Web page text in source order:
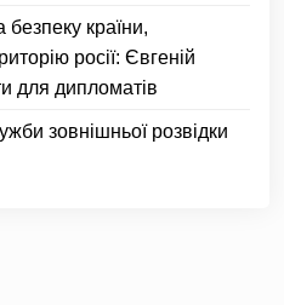
країни,
росії: Євгеній
для дипломатів
зовнішньої розвідки